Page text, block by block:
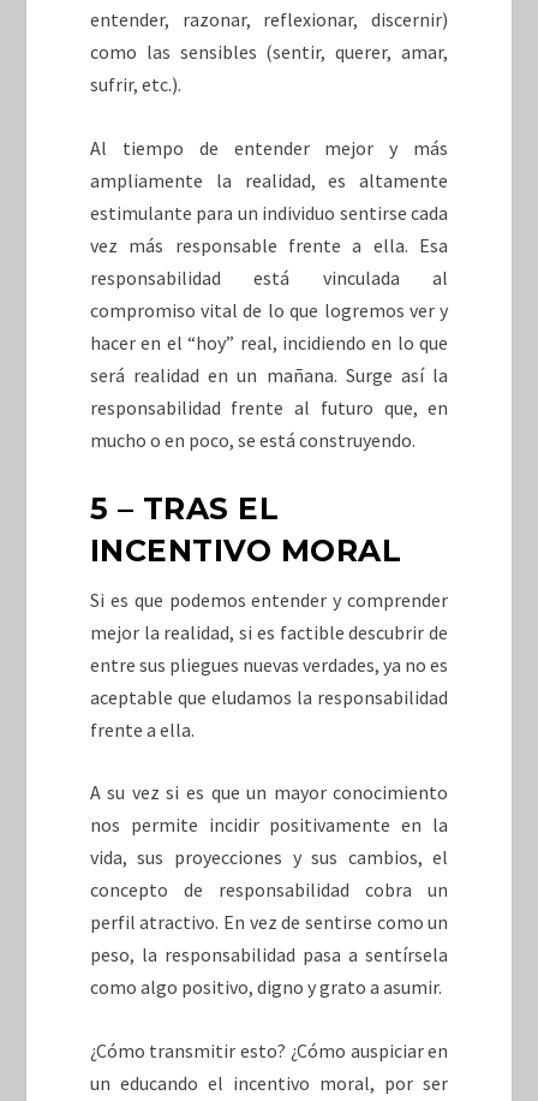
entender, razonar, reflexionar, discernir)
como las sensibles (sentir, querer, amar,
sufrir, etc.).
Al tiempo de entender mejor y más
ampliamente la realidad, es altamente
estimulante para un individuo sentirse cada
vez más responsable frente a ella. Esa
responsabilidad está vinculada al
compromiso vital de lo que logremos ver y
hacer en el “hoy” real, incidiendo en lo que
será realidad en un mañana. Surge así la
responsabilidad frente al futuro que, en
mucho o en poco, se está construyendo.
5 – TRAS EL
INCENTIVO MORAL
Si es que podemos entender y comprender
mejor la realidad, si es factible descubrir de
entre sus pliegues nuevas verdades, ya no es
aceptable que eludamos la responsabilidad
frente a ella.
A su vez si es que un mayor conocimiento
nos permite incidir positivamente en la
vida, sus proyecciones y sus cambios, el
concepto de responsabilidad cobra un
perfil atractivo. En vez de sentirse como un
peso, la responsabilidad pasa a sentírsela
como algo positivo, digno y grato a asumir.
¿Cómo transmitir esto? ¿Cómo auspiciar en
un educando el incentivo moral, por ser